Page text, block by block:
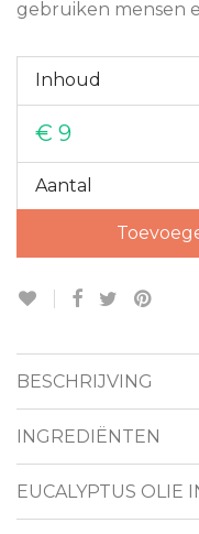
gebruiken mensen
Inhoud
€ 9
Aantal
BESCHRIJVING
INGREDIËNTEN
EUCALYPTUS OLIE